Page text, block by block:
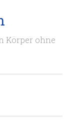
Körper ohne